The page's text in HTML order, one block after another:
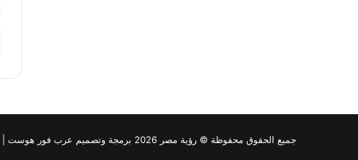
جميع الحقوق محفوظة © رؤية مصر 2026 برمجة وتصميم عرب فور هوست |